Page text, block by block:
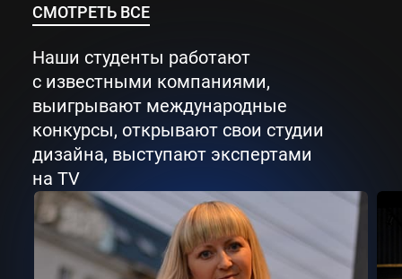
Наши студенты работают
с известными компаниями,
выигрывают международные
конкурсы, открывают свои студии
дизайна, выступают экспертами
на TV
СМОТРЕТЬ ВСЕ